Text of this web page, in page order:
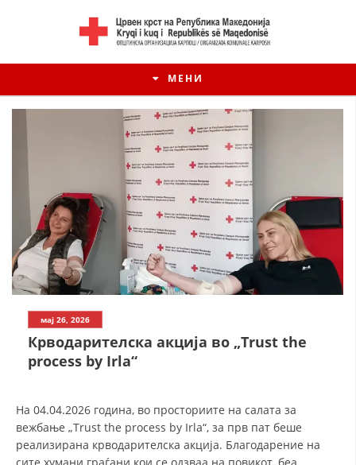
МЕНИ
мај 26, 2026
Крводарителска акција во „Trust the
process by Irla“
На 04.04.2026 година, во просториите на салата за
вежбање „Trust the process by Irla“, за прв пат беше
реализирана крводарителска акција. Благодарение на
сите хумани граѓани кои се одзваа на повикот, беа